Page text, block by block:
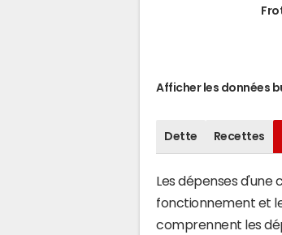
Afficher les données
Dette Recettes
Les dépenses d'une
fonctionnement et
comprennent les